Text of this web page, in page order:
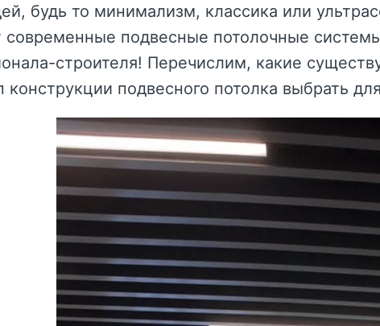
будь то минимализм, классика или
современные подвесные потолочные
строителя! Перечислим, какие
конструкции подвесного потолка выбрать